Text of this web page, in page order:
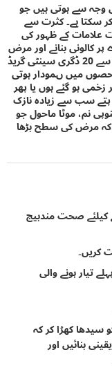
ہوتی ہیں جو
ہے۔ کثرت سے
کے ظہور کی
بنانے اور مرض
کے بڑھنے کیلئے بہترین درجہ حرارت کی رینج 15 سے 20 ڈگری سینٹی گریڈ
ںمودار ہوتی
گئے ہوں یا پھر
سے زیادہ نازک
موٹا ماحول جو
کی سطح بڑھا
صحت مندبیج
ہونے والی
کھڑا کر کہ
اور